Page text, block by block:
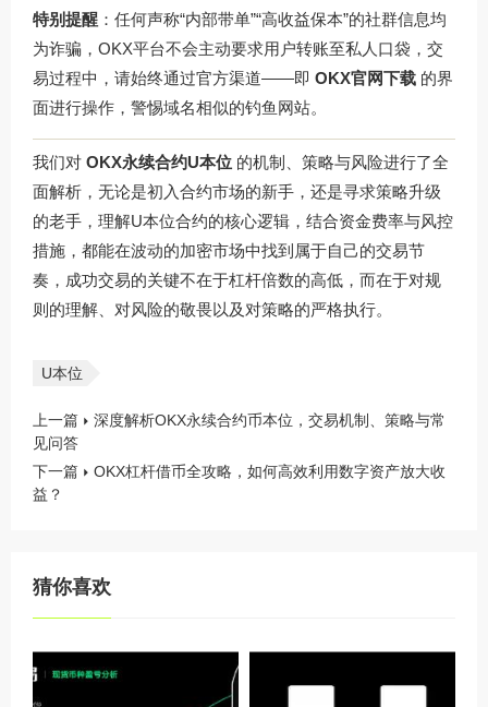
特别提醒 ：任何声称“内部带单”“高收益保本”的社群信息均
为诈骗，OKX平台不会主动要求用户转账至私人口袋，交
易过程中，请始终通过官方渠道——即 OKX官网下载 的界
面进行操作，警惕域名相似的钓鱼网站。
我们对 OKX永续合约U本位 的机制、策略与风险进行了全
面解析，无论是初入合约市场的新手，还是寻求策略升级
的老手，理解U本位合约的核心逻辑，结合资金费率与风控
措施，都能在波动的加密市场中找到属于自己的交易节
奏，成功交易的关键不在于杠杆倍数的高低，而在于对规
则的理解、对风险的敬畏以及对策略的严格执行。
U本位
上一篇
深度解析OKX永续合约币本位，交易机制、策略与常
见问答
下一篇
OKX杠杆借币全攻略，如何高效利用数字资产放大收
益？
猜你喜欢